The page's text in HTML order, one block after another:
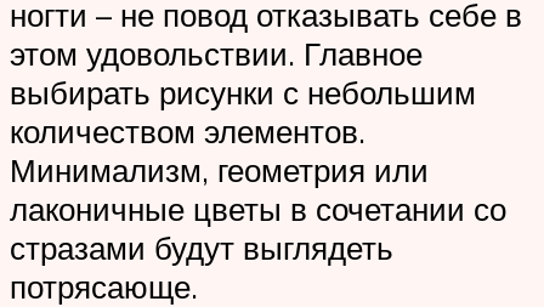
ногти – не повод отказывать себе в
этом удовольствии. Главное
выбирать рисунки с небольшим
количеством элементов.
Минимализм, геометрия или
лаконичные цветы в сочетании со
стразами будут выглядеть
потрясающе.